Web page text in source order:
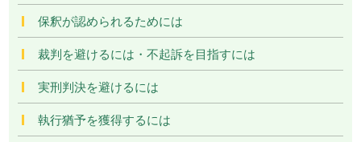
保釈が認められるためには
裁判を避けるには・不起訴を目指すには
実刑判決を避けるには
執行猶予を獲得するには